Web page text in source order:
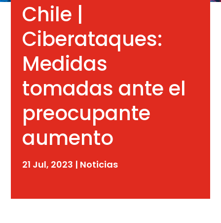
Chile |
Ciberataques:
Medidas
tomadas ante el
preocupante
aumento
21 Jul, 2023 | Noticias